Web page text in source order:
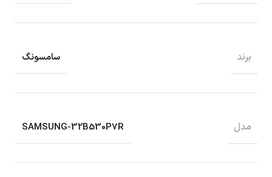
برند سامسونگ
مدل SAMSUNG-32B530P7R